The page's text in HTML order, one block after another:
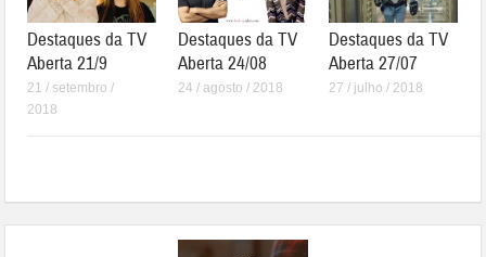
Destaques da TV
Aberta 21/9
21 / setembro /
2018
Destaques da TV
Aberta 24/08
24 / agosto / 2018
Destaques da TV
Aberta 27/07
27 / julho / 2018